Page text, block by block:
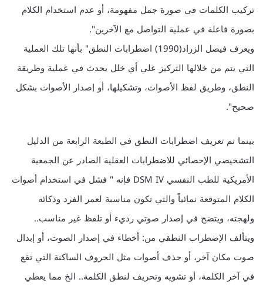
تركيب الكلمات في صورة جمل مفهومة، أو عدم استخدام الكلام
بصورة فاعلة في عملية التواصل مع الآخرين".
ويعرف فيصل الزراد(1990) اضطرابات النطق" بأنها تلك العملية
التي يتم من خلالها التركيز علي أي خلل يحدث في عملية وطريقة
النطق، وطريق لفظ الأصوات، وتشكيلها، أو إصدار الأصوات بشكل
صحيح".
بينما تم تعريف اضطرابات النطق في الطبعة الرابعة من الدليل
التشخيصي الإحصائي للاضطرابات العقلية الصادر عن الجمعية
الأمريكية للطب النفسي DSM IV فإنه " فشل في استخدام أصوات
الكلام المتوقعة نمائياً والتي تكون مناسبة لعمر الفرد وذكائه
ولهجته، ويتضح في إصدار صوتي رديء أو تلفظ غير مناسب..
ويتألف الإضطراب النطقي من: أخطاء في إصدار الصوت، أو إبدال
صوت مكان آخر، أو حذف أصوات مثل الحروف الساكنة التي تقع
في آخر الكلمة، أو تشويه وتحريف لنطق الكلمة.. الخ مما يعطي